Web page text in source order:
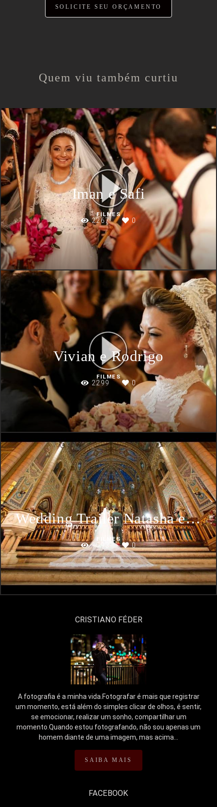
SOLICITE SEU ORÇAMENTO
Quem viu também curtiu
Iman e Safi
FILMES
2267 0
Vivian e Rodrigo
FILMES
2299 0
Wedding Trailer Natasha e Phelipe
FILMES
1593 0
CRISTIANO FÉDER
A fotografia é a minha vida.Fotografar é mais que registrar
um momento, está além do simples clicar de olhos, é sentir,
se emocionar, realizar um sonho, compartilhar um
momento.Quando estou fotografando, não sou apenas um
homem diante de uma imagem, mas acima...
SAIBA MAIS
FACEBOOK